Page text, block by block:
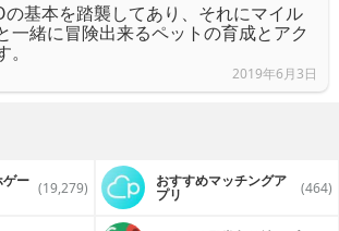
基本を踏襲してあり、それにマイル
一緒に冒険出来るペットの育成とアク
2019年6月3日
ゲー (19,279) おすすめマッチングア
プリ (464)